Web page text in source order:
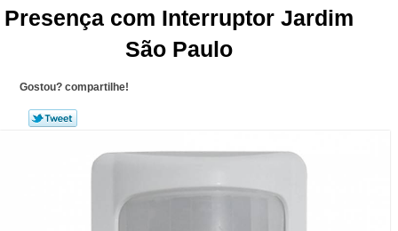
Presença com Interruptor Jardim
São Paulo
Gostou? compartilhe!